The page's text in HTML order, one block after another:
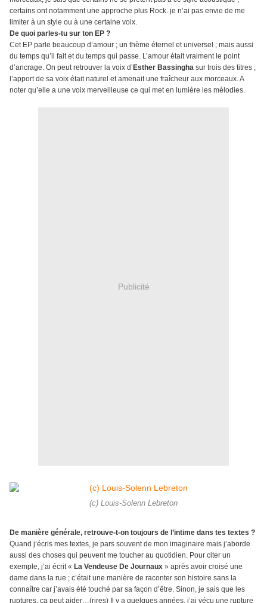
certains ont notamment une approche plus Rock. je n’ai pas envie de me
limiter à un style ou à une certaine voix.
De quoi parles-tu sur ton EP ?
Cet EP parle beaucoup d’amour ; un thème éternel et universel ; mais aussi
du temps qu’il fait et du temps qui passe. L’amour était vraiment le point
d’ancrage. On peut retrouver la voix d’ Esther Bassingha sur trois des titres ;
l’apport de sa voix était naturel et amenait une fraîcheur aux morceaux. A
noter qu’elle a une voix merveilleuse ce qui met en lumière les mélodies.
Publicité
(c) Louis-Solenn Lebreton
De manière générale, retrouve-t-on toujours de l’intime dans tes textes ?
Quand j’écris mes textes, je pars souvent de mon imaginaire mais j’aborde
aussi des choses qui peuvent me toucher au quotidien. Pour citer un
exemple, j’ai écrit « La Vendeuse De Journaux » après avoir croisé une
dame dans la rue ; c’était une manière de raconter son histoire sans la
connaître car j’avais été touché par sa façon d’être. Sinon, je sais que les
ruptures, ça peut aider…(rires) Il y a quelques années, j’ai vécu une rupture